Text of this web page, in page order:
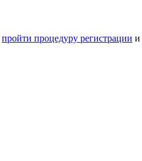
пройти процедуру регистрации и